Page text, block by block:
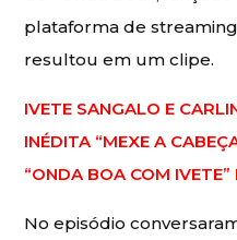
plataforma de streaming
resultou em um clipe.
IVETE SANGALO E
INÉDITA “MEXE A
“ONDA BOA COM
No episódio